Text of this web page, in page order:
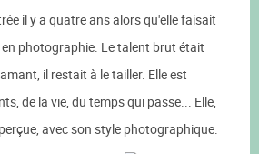
il y a quatre ans alors qu'elle faisait
photographie. Le talent brut était
il restait à le tailler. Elle est
de la vie, du temps qui passe... Elle,
avec son style photographique.